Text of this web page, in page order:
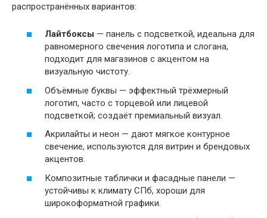
распространённых вариантов:
Лайтбоксы — панель с подсветкой, идеальна для
равномерного свечения логотипа и слогана,
подходит для магазинов с акцентом на
визуальную чистоту.
Объёмные буквы — эффектный трёхмерный
логотип, часто с торцевой или лицевой
подсветкой; создаёт премиальный визуал.
Акрилайты и неон — дают мягкое контурное
свечение, используются для витрин и брендовых
акцентов.
Композитные таблички и фасадные панели —
устойчивы к климату СПб, хороши для
широкоформатной графики.